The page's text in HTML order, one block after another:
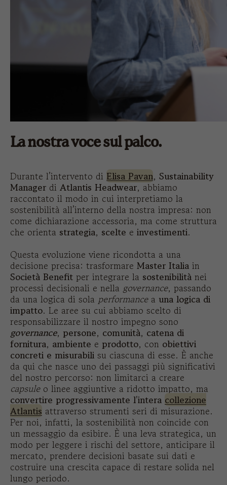
La nostra voce sul palco.
Durante l’intervento di Elisa Pavan, Sustainability
Manager di Atlantis Headwear, abbiamo
raccontato il modo in cui interpretiamo la
sostenibilità all’interno della nostra impresa: non
come dichiarazione accessoria, ma come struttura
che orienta strategia, scelte e investimenti.
Questa evoluzione viene ricondotta a una
decisione precisa: trasformare Master Italia in
Società Benefit per integrare la sostenibilità nei
processi decisionali e nella governance, passando
da una logica di sola performancea una logica di
impatto. Le aree su cui abbiamo scelto di
responsabilizzare il nostro impegno sono
governance, persone, comunità, catena di
fornitura, ambiente e prodotto, con obiettivi
concreti e misurabili su ciascuna di esse. È anche
da qui che nasce uno dei passaggi più significativi
del nostro percorso: non limitarci a creare
capsuleo linee aggiuntive a ridotto impatto, ma
convertire progressivamente l’intera collezione
Atlantis attraverso strumenti seri di misurazione.
Per noi, infatti, la sostenibilità non coincide con
un messaggio da esibire. È una leva strategica, un
modo per leggere i rischi del settore, anticipare il
mercato, prendere decisioni basate sui dati e
costruire una crescita capace di restare solida nel
lungo periodo.